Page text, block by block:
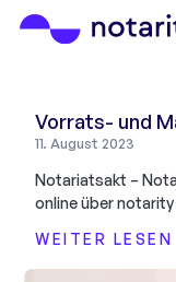
Vorrats- und
11. August 2023
Notariatsakt –
online über notarity
WEITER LESEN